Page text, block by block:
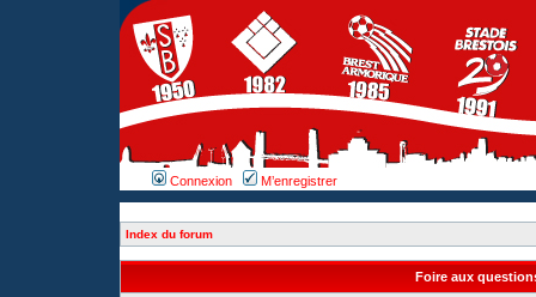
Connexion M’enregistrer
Index du forum
Foire aux